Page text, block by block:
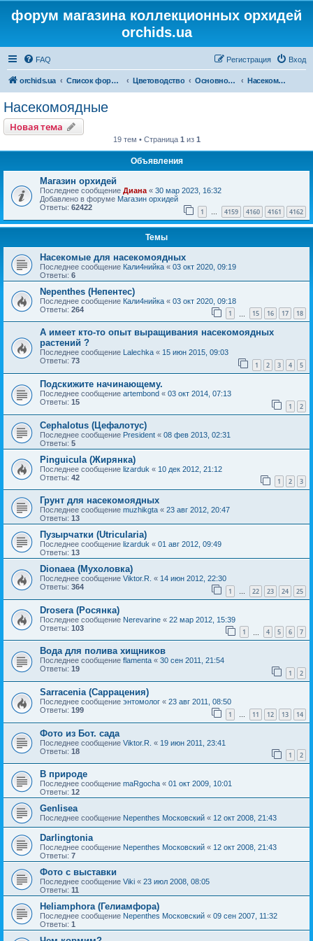
форум магазина коллекционных орхидей
orchids.ua
FAQ Вход
Регистрация
orchids.ua Список форумов Цветоводство Основной форум Насекомоядные
Насекомоядные
Новая тема
19 тем • Страница 1 из 1
Объявления
Магазин орхидей
Последнее сообщение Диана « 30 мар 2023, 16:32
Добавлено в форуме Магазин орхидей
Ответы: 62422 1 … 4159 4160 4161 4162
Темы
Насекомые для насекомоядных
Последнее сообщение Кали4нийка « 03 окт 2020, 09:19
Ответы: 6
Nepenthes (Непентес)
Последнее сообщение Кали4нийка « 03 окт 2020, 09:18
Ответы: 264 1 15 16 17 18
А имеет кто-то опыт выращивания насекомоядных
растений ?
Последнее сообщение Lalechka « 15 июн 2015, 09:03
Ответы: 73 1 2 3 4 5
Подскижите начинающему.
Последнее сообщение artembond « 03 окт 2014, 07:13
Ответы: 15 1 2
Cephalotus (Цефалотус)
Последнее сообщение President « 08 фев 2013, 02:31
Ответы: 5
Pinguicula (Жирянка)
Последнее сообщение lizarduk « 10 дек 2012, 21:12
Ответы: 42 1 2 3
Грунт для насекомоядных
Последнее сообщение muzhikgta « 23 авг 2012, 20:47
Ответы: 13
Пузырчатки (Utricularia)
Последнее сообщение lizarduk « 01 авг 2012, 09:49
Ответы: 13
Dionaea (Мухоловка)
Последнее сообщение Viktor.R. « 14 июн 2012, 22:30
Ответы: 364 1 … 22 23 24 25
Drosera (Росянка)
Последнее сообщение Nerevarine « 22 мар 2012, 15:39
Ответы: 103 1 4 5 6 7
Вода для полива хищников
Последнее сообщение flamenta « 30 сен 2011, 21:54
Ответы: 19 1 2
Sarracenia (Саррацения)
Последнее сообщение энтомолог « 23 авг 2011, 08:50
Ответы: 199 1 … 11 12 13 14
Фото из Бот. сада
Последнее сообщение Viktor.R. « 19 июн 2011, 23:41
Ответы: 18 1 2
В природе
Последнее сообщение maRgocha « 01 окт 2009, 10:01
Ответы: 12
Genlisea
Последнее сообщение Nepenthes Московский « 12 окт 2008, 21:43
Darlingtonia
Последнее сообщение Nepenthes Московский « 12 окт 2008, 21:43
Ответы: 7
Фото с выставки
Последнее сообщение Viki « 23 июл 2008, 08:05
Ответы: 11
Heliamphora (Гелиамфора)
Последнее сообщение Nepenthes Московский « 09 сен 2007, 11:32
Ответы: 1